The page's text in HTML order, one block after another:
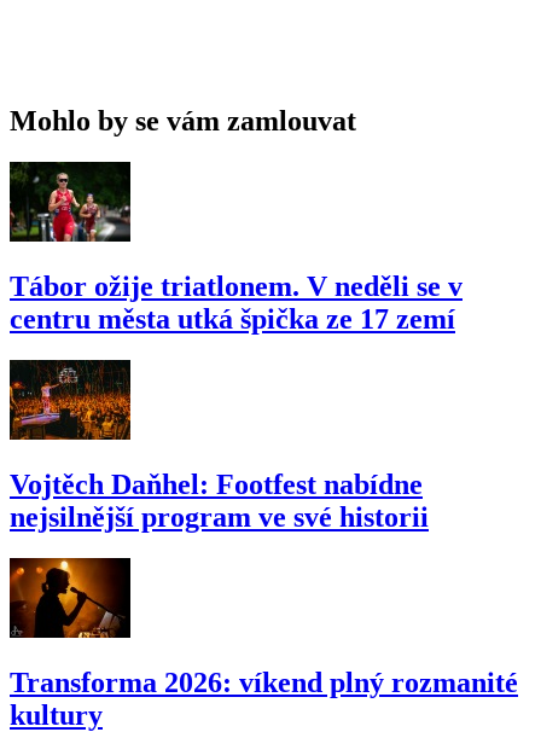
Mohlo by se vám zamlouvat
Tábor ožije triatlonem. V neděli se v
centru města utká špička ze 17 zemí
Vojtěch Daňhel: Footfest nabídne
nejsilnější program ve své historii
Transforma 2026: víkend plný rozmanité
kultury